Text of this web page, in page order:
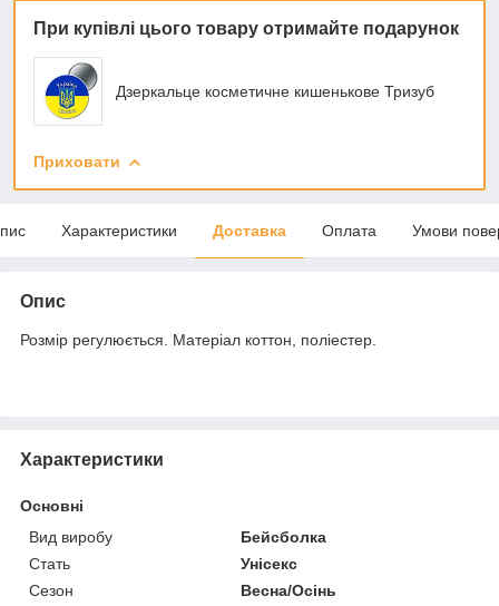
При купівлі цього товару отримайте подарунок
Дзеркальце косметичне кишенькове Тризуб
Приховати
Характеристики Доставка Оплата Умови
Опис
Розмір регулюється. Матеріал коттон, поліестер.
Характеристики
Основні
Вид виробу
Бейсболка
Стать
Унісекс
Сезон
Весна/Осінь